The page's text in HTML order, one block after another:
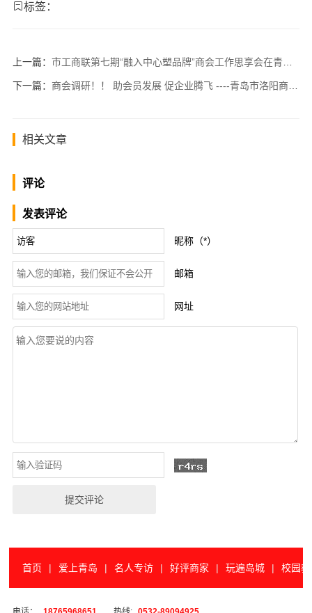
标签：
上一篇： 市工商联第七期“融入中心塑品牌”商会工作思享会在青岛市河南商会成功召开
下一篇： 商会调研！！ 助会员发展 促企业腾飞 ----青岛市洛阳商会走访青岛自贸区粮贸大宗领域会员企业
相关文章
评论
发表评论
昵称（*）
邮箱
网址
首页 | 爱上青岛 | 名人专访 | 好评商家 | 玩遍岛城 | 校园